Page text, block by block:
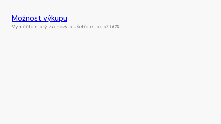
Možnost výkupu
Vyměňte starý za nový a ušetřete tak až 50%